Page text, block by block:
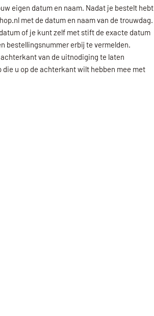
eigen datum en naam. Nadat je bestelt hebt
met de datum en naam van de trouwdag.
of je kunt zelf met stift de exacte datum
bestellingsnummer erbij te vermelden.
van de uitnodiging te laten
u op de achterkant wilt hebben mee met